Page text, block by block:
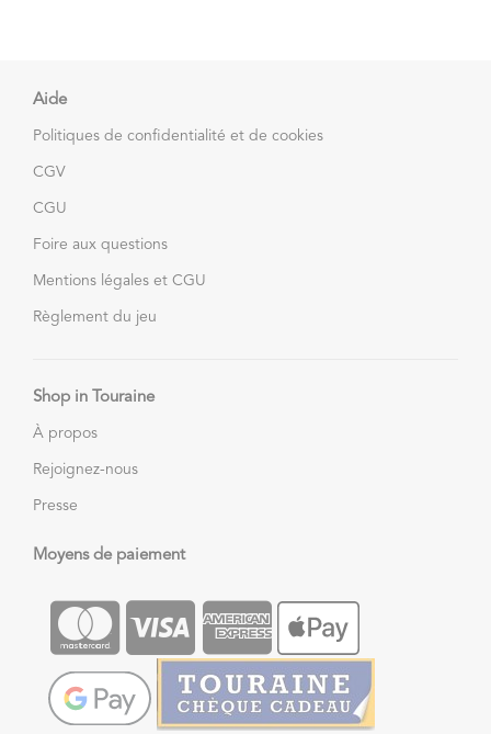
Aide
Politiques de confidentialité et de cookies
CGV
CGU
Foire aux questions
Mentions légales et CGU
Règlement du jeu
Shop in Touraine
À propos
Rejoignez-nous
Presse
Moyens de paiement